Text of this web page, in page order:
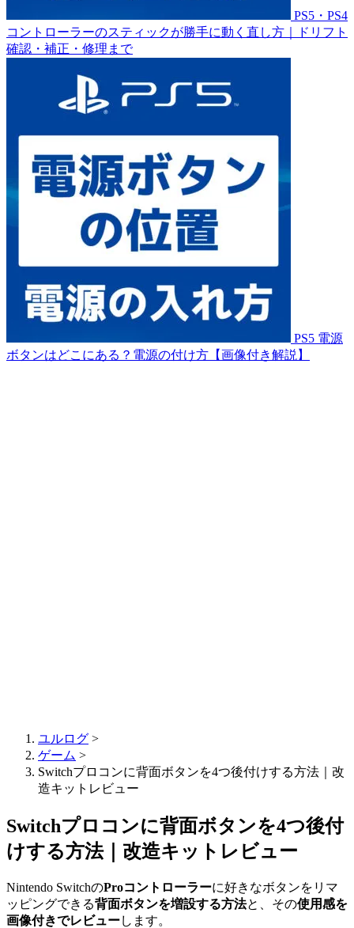
PS5・PS4
コントローラーのスティックが勝手に動く直し方｜ドリフト
確認・補正・修理まで
PS5 電源
ボタンはどこにある？電源の付け方【画像付き解説】
ユルログ >
ゲーム >
Switchプロコンに背面ボタンを4つ後付けする方法｜改
造キットレビュー
Switchプロコンに背面ボタンを4つ後付
けする方法｜改造キットレビュー
Nintendo SwitchのProコントローラーに好きなボタンをリマ
ッピングできる背面ボタンを増設する方法と、その使用感を
画像付きでレビューします。